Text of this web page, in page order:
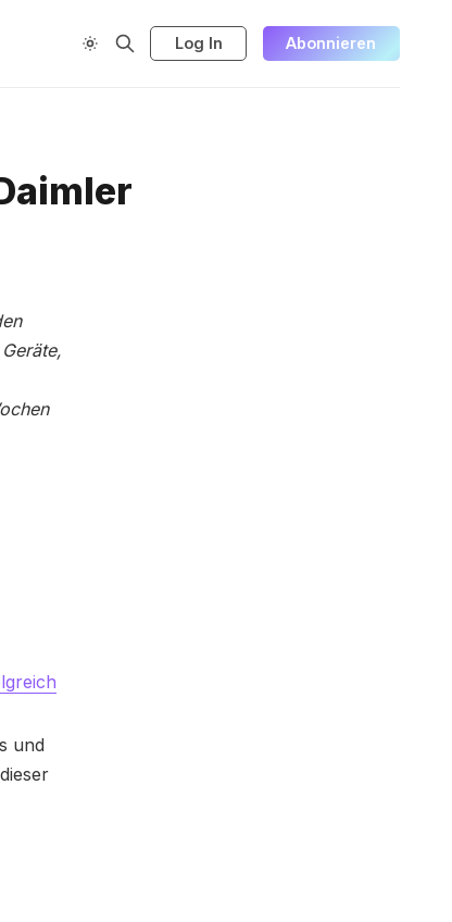
Log In Abonnieren
und